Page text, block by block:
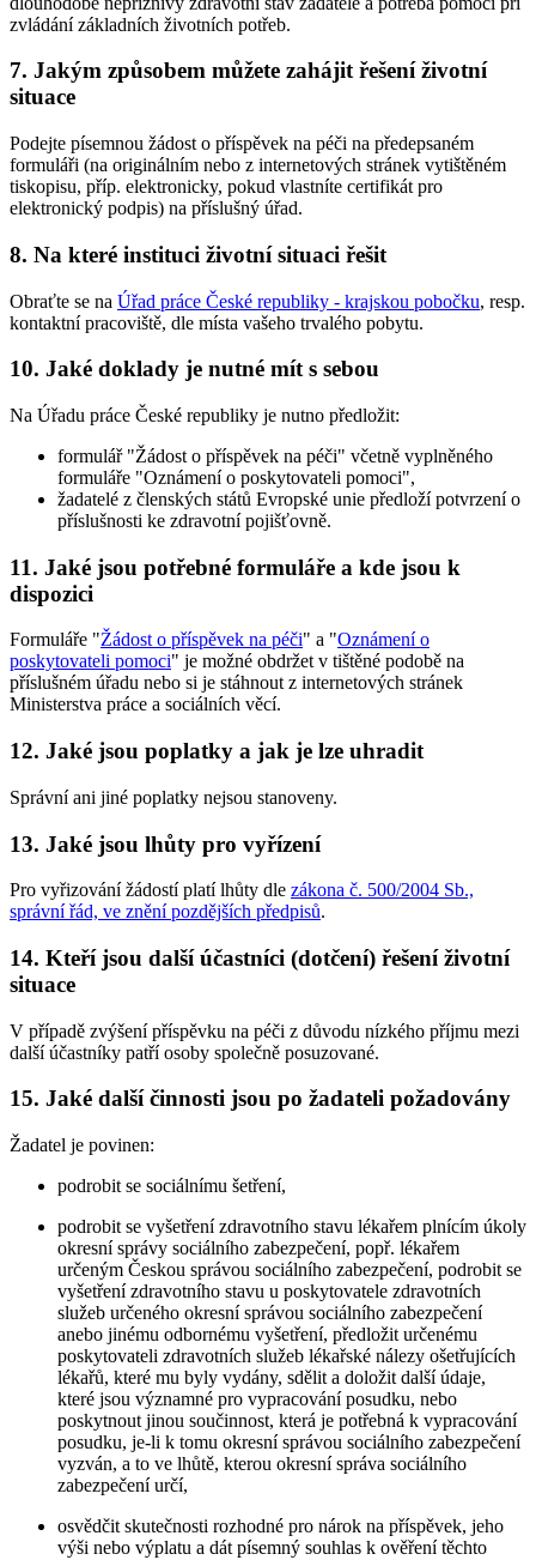
zvládání základních životních potřeb.
7. Jakým způsobem můžete zahájit řešení životní
situace
Podejte písemnou žádost o příspěvek na péči na předepsaném
formuláři (na originálním nebo z internetových stránek vytištěném
tiskopisu, příp. elektronicky, pokud vlastníte certifikát pro
elektronický podpis) na příslušný úřad.
8. Na které instituci životní situaci řešit
Obraťte se na Úřad práce České republiky - krajskou pobočku, resp.
kontaktní pracoviště, dle místa vašeho trvalého pobytu.
10. Jaké doklady je nutné mít s sebou
Na Úřadu práce České republiky je nutno předložit:
formulář "Žádost o příspěvek na péči" včetně vyplněného
formuláře "Oznámení o poskytovateli pomoci",
žadatelé z členských států Evropské unie předloží potvrzení o
příslušnosti ke zdravotní pojišťovně.
11. Jaké jsou potřebné formuláře a kde jsou k
dispozici
Formuláře "Žádost o příspěvek na péči" a "Oznámení o
poskytovateli pomoci" je možné obdržet v tištěné podobě na
příslušném úřadu nebo si je stáhnout z internetových stránek
Ministerstva práce a sociálních věcí.
12. Jaké jsou poplatky a jak je lze uhradit
Správní ani jiné poplatky nejsou stanoveny.
13. Jaké jsou lhůty pro vyřízení
Pro vyřizování žádostí platí lhůty dle zákona č. 500/2004 Sb.,
správní řád, ve znění pozdějších předpisů.
14. Kteří jsou další účastníci (dotčení) řešení životní
situace
V případě zvýšení příspěvku na péči z důvodu nízkého příjmu mezi
další účastníky patří osoby společně posuzované.
15. Jaké další činnosti jsou po žadateli požadovány
Žadatel je povinen:
podrobit se sociálnímu šetření,
podrobit se vyšetření zdravotního stavu lékařem plnícím úkoly
okresní správy sociálního zabezpečení, popř. lékařem
určeným Českou správou sociálního zabezpečení, podrobit se
vyšetření zdravotního stavu u poskytovatele zdravotních
služeb určeného okresní správou sociálního zabezpečení
anebo jinému odbornému vyšetření, předložit určenému
poskytovateli zdravotních služeb lékařské nálezy ošetřujících
lékařů, které mu byly vydány, sdělit a doložit další údaje,
které jsou významné pro vypracování posudku, nebo
poskytnout jinou součinnost, která je potřebná k vypracování
posudku, je-li k tomu okresní správou sociálního zabezpečení
vyzván, a to ve lhůtě, kterou okresní správa sociálního
zabezpečení určí,
osvědčit skutečnosti rozhodné pro nárok na příspěvek, jeho
výši nebo výplatu a dát písemný souhlas k ověření těchto